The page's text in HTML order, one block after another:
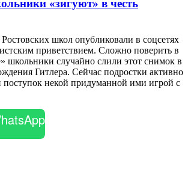
«зигуют» в честь
школ опубликовали в соцсетях
приветствием. Сложно поверить в
школьники случайно слили этот снимок в
Гитлера. Сейчас подростки активно
некой придуманной ими игрой с